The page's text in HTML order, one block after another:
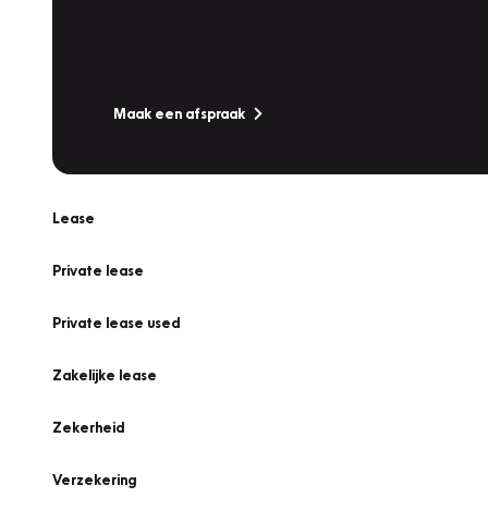
Maak een afspraak
Lease
Private lease
Private lease used
Zakelijke lease
Zekerheid
Verzekering